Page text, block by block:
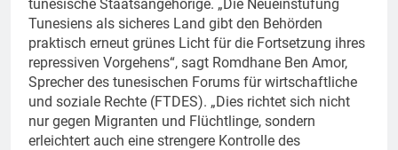
tunesische Staatsangehörige. „Die Neueinstufung
Tunesiens als sicheres Land gibt den Behörden
praktisch erneut grünes Licht für die Fortsetzung ihres
repressiven Vorgehens“, sagt Romdhane Ben Amor,
Sprecher des tunesischen Forums für wirtschaftliche
und soziale Rechte (FTDES). „Dies richtet sich nicht
nur gegen Migranten und Flüchtlinge, sondern
erleichtert auch eine strengere Kontrolle des